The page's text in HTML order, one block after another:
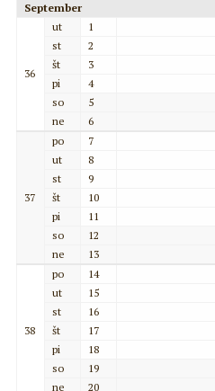
September
36
ut
1
st
2
št
3
pi
4
so
5
ne
6
37
po
7
ut
8
st
9
št
10
pi
11
so
12
ne
13
38
po
14
ut
15
st
16
št
17
pi
18
so
19
ne
20